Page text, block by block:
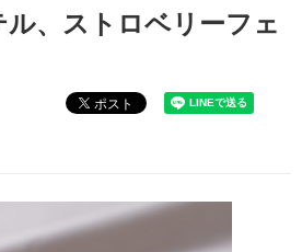
ル、ストロベリーフェ
ポスト